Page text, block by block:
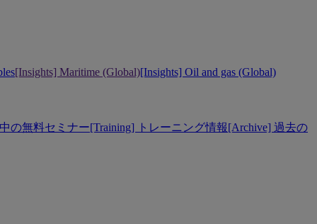
[Insights] Maritime (Global)[Insights] Oil and gas (Global)
の無料セミナー[Training] トレーニング情報[Archive] 過去の